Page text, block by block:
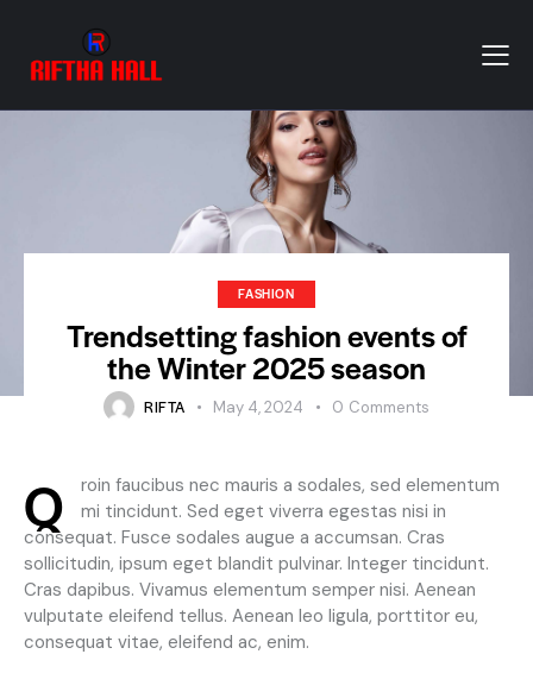
FASHION
Trendsetting fashion events of
the Winter 2025 season
RIFTA May 4, 2024 0 Comments
Q
roin faucibus nec mauris a sodales, sed elementum
mi tincidunt. Sed eget viverra egestas nisi in
consequat. Fusce sodales augue a accumsan. Cras
sollicitudin, ipsum eget blandit pulvinar. Integer tincidunt.
Cras dapibus. Vivamus elementum semper nisi. Aenean
vulputate eleifend tellus. Aenean leo ligula, porttitor eu,
consequat vitae, eleifend ac, enim.